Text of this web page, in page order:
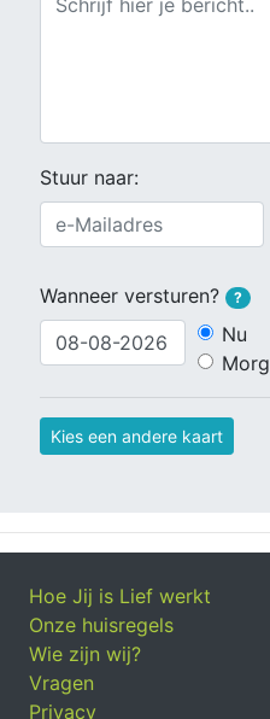
Stuur naar:
Wanneer versturen?
?
Nu
Kies een andere kaart
Hoe Jij is Lief werkt
Onze huisregels
Wie zijn wij?
Vragen
Privacy